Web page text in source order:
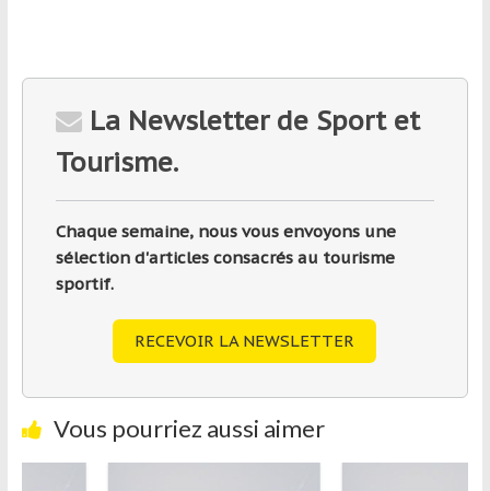
La Newsletter de Sport et
Tourisme.
Chaque semaine, nous vous envoyons une
sélection d'articles consacrés au tourisme
sportif.
RECEVOIR LA NEWSLETTER
Vous pourriez aussi aimer